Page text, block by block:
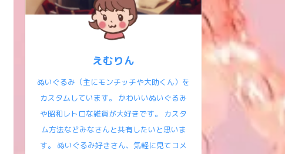
えむりん
ぬいぐるみ（主にモンチッチや大助くん）を
カスタムしています。 かわいいぬいぐるみ
や昭和レトロな雑貨が大好きです。 カスタ
ム方法などみなさんと共有したいと思いま
す。 ぬいぐるみ好きさん、気軽に見てコメ